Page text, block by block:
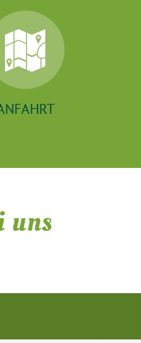
uns